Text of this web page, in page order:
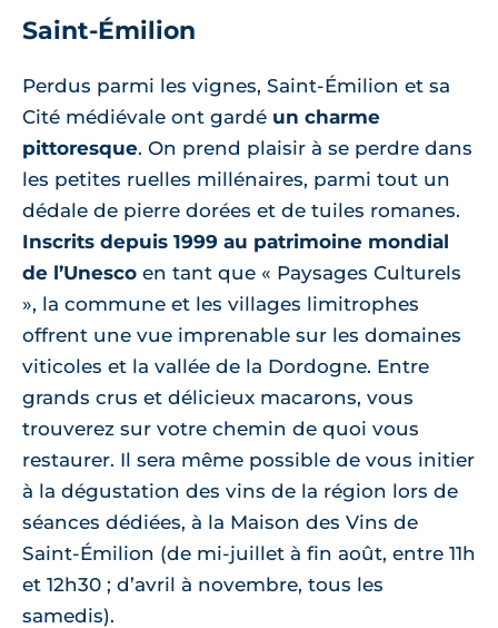
Saint-Émilion
Perdus parmi les vignes, Saint-Émilion et sa
Cité médiévale ont gardé un charme
pittoresque. On prend plaisir à se perdre dans
les petites ruelles millénaires, parmi tout un
dédale de pierre dorées et de tuiles romanes.
Inscrits depuis 1999 au patrimoine mondial
de l’Unesco en tant que « Paysages Culturels
», la commune et les villages limitrophes
offrent une vue imprenable sur les domaines
viticoles et la vallée de la Dordogne. Entre
grands crus et délicieux macarons, vous
trouverez sur votre chemin de quoi vous
restaurer. Il sera même possible de vous initier
à la dégustation des vins de la région lors de
séances dédiées, à la Maison des Vins de
Saint-Émilion (de mi-juillet à fin août, entre 11h
et 12h30 ; d’avril à novembre, tous les
samedis).